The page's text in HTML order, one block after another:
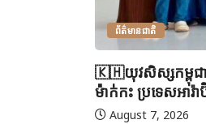
ព័ត៌មានជាតិ
🇰🇭យុវសិស្សកម្ពុជា
ម៉ាក់កះ ប្រទេសអារ៉
August 7, 2026